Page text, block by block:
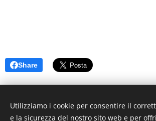
Share
© 2023 Settimanale U Riggitanu. Tutti i
Utilizziamo i cookie per consentire il
e la sicurezza del nostro sito web e per